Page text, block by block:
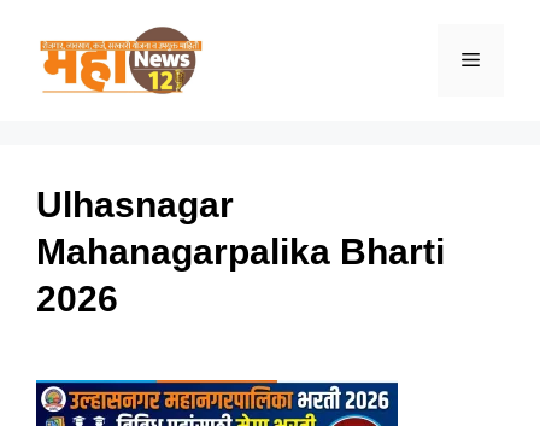
Menu
Ulhasnagar
Mahanagarpalika Bharti
2026